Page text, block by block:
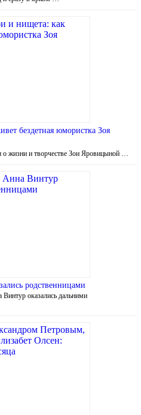
бездетная юмористка Зоя
о жизни и творчестве Зои Яровицыной …
родственницами
оказались дальними